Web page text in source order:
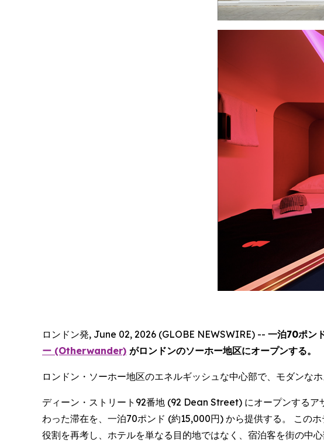
ロンドン発, June 02, 2026 (GLOBE NEWSWIRE) -- 一泊70ポン
ー (Otherwander) がロンドンのソーホー地区にオープンする。
ロンドン・ソーホー地区のエネルギッシュな中心部で、モダンな
ディーン・ストリート92番地 (92 Dean Street) にオープンする
わった滞在を、一泊70ポンド (約15,000円) から提供する。 この
役割を再考し、ホテルを単なる目的地ではなく、宿泊客を街の中